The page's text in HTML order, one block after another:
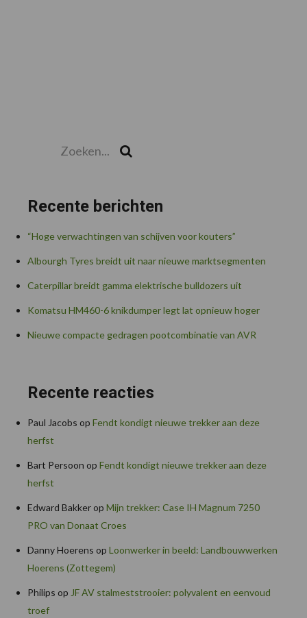
Recente berichten
“Hoge verwachtingen van schijven voor kouters”
Albourgh Tyres breidt uit naar nieuwe marktsegmenten
Caterpillar breidt gamma elektrische bulldozers uit
Komatsu HM460-6 knikdumper legt lat opnieuw hoger
Nieuwe compacte gedragen pootcombinatie van AVR
Recente reacties
Paul Jacobs op Fendt kondigt nieuwe trekker aan deze
herfst
Bart Persoon op Fendt kondigt nieuwe trekker aan deze
herfst
Edward Bakkerop Mijn trekker: Case IH Magnum 7250
PRO van Donaat Croes
Danny Hoerens op Loonwerker in beeld: Landbouwwerken
Hoerens (Zottegem)
Philips op JF AV stalmeststrooier: polyvalent en eenvoud
troef